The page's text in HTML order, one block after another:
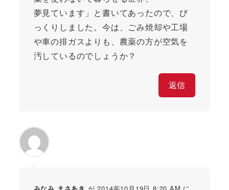
夢見ています」と書いてあったので、び
っくりしました。今は、ごみ焼却や工場
や車の排ガスよりも、農薬の方が空気を
汚しているのでしょうか？
返信